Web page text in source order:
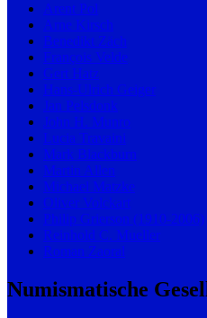
Arent Pol
Arne Kirsch
Benedikt Zäch
François Velde
Gert Hatz
Hans-Ulrich Geiger
Jan Pelsdonk
John H. Munro
Lucia Travaini
Mark Blackburn
Martin Allen
Michael Matzke
Oliver Volckart
Philip Grierson (1910-2006)
Reinhold C. Mueller
Roman Zaoral
Numismatische